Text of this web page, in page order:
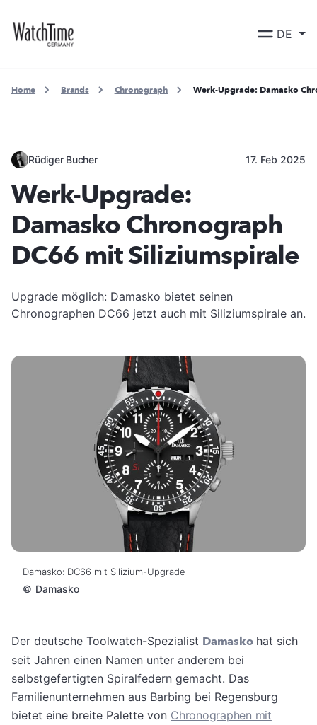
DE
Home Brands Chronograph Werk-Upgrade: Damasko
Rüdiger Bucher 17. Feb 2025
Werk-Upgrade:
Damasko Chronograph
DC66 mit Siliziumspirale
Upgrade möglich: Damasko bietet seinen
Chronographen DC66 jetzt auch mit Siliziumspirale an.
Damasko: DC66 mit Silizium-Upgrade
© Damasko
Der deutsche Toolwatch-Spezialist Damaskohat sich
seit Jahren einen Namen unter anderem bei
selbstgefertigten Spiralfedern gemacht. Das
Familienunternehmen aus Barbing bei Regensburg
bietet eine breite Palette von Chronographen mit